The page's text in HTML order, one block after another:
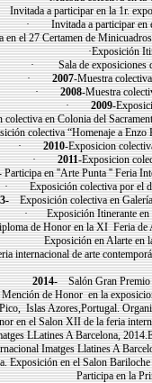
a participar en la 1r.
· Invitada a participar en
el 27 Certamen de Minicuadros,
·Exposición
· Sala de exposiciones
·2007-Muestra
·2008-Muestra
·2009-
en Colonia del
colectiva “Homenaje a Enzo
·2010-Exposicion
·2011-Exposicion
Participa en ''Arte Punta '' Feria
· Exposición colectiva por el
Exposición colectiva en
· Exposición Itinerante en
de Honor en la XI Feria de
Exposición en Alarte en la
internacional de arte
2014-Salón Gran Premio
de Honor en la exposicion
Islas Azores,Portugal.
en el Salon XII de la feria
LLatines A Barcelona,
Imatges Llatines A
Exposición en el Salon
Participa en la